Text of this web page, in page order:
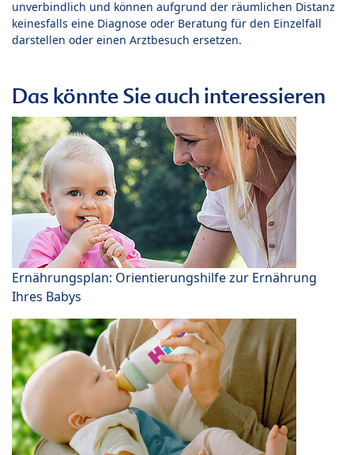
unverbindlich und können aufgrund der räumlichen Distanz
keinesfalls eine Diagnose oder Beratung für den Einzelfall
darstellen oder einen Arztbesuch ersetzen.
Das könnte Sie auch interessieren
Ernährungsplan: Orientierungshilfe zur Ernährung
Ihres Babys